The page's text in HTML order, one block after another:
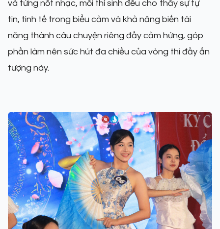
và từng nốt nhạc, mỗi thí sinh đều cho thấy sự tự
tin, tinh tế trong biểu cảm và khả năng biến tài
năng thành câu chuyện riêng đầy cảm hứng, góp
phần làm nên sức hút đa chiều của vòng thi đầy ấn
tượng này.